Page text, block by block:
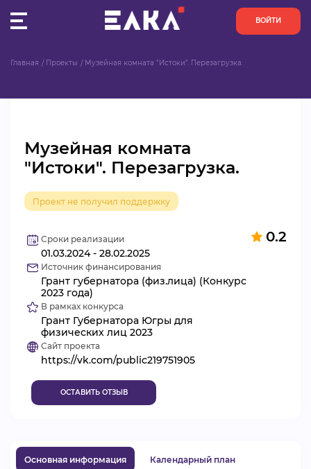
ВОЙТИ
ОРГАНИЗАЦИИ
АНАЛИТИКА
БАЗА ЗНАНИЙ
ВИДЕОКУРСЫ
ВОЙТИ
Главная Проекты Музейная комната "Истоки". Перезагрузка.
Музейная комната
"Истоки". Перезагрузка.
Проект не получил поддержку
0.2
Сроки реализации
01.03.2024 - 28.02.2025
Источник финансирования
Грант губернатора (физ.лица) (Конкурс
2023 года)
В рамках конкурса
Грант Губернатора Югры для
физических лиц 2023
Сайт проекта
https://vk.com/public219751905
ОСТАВИТЬ ОТЗЫВ
Основная информация Календарный план